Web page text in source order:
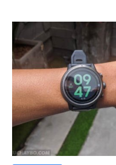
COROS
–
[PHẦN
2]
TRẢI
NGHIỆM
THỰC
SO